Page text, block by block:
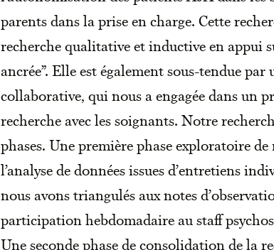
parents dans la prise en charge. Cette
recherche qualitative et inductive en appui
ancrée”. Elle est également sous-tendue
collaborative, qui nous a engagée dans un
recherche avec les soignants. Notre
phases. Une première phase exploratoire
l’analyse de données issues d’entretiens
nous avons triangulés aux notes
participation hebdomadaire au staff
Une seconde phase de consolidation de la